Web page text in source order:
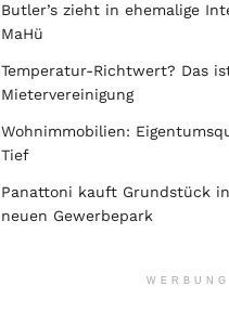
Butler’s zieht in ehemalige
MaHü
Temperatur-Richtwert? Das
Mietervereinigung
Wohnimmobilien:
Tief
Panattoni kauft Grundstück
neuen Gewerbepark
WERBUNG